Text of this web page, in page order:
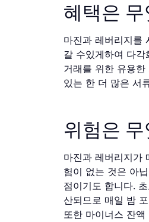
혜택은
마진과 레버리지를
갈 수있게하여 다
거래를 위한 유용
있는 한 더 많은 서
위험은
마진과 레버리지가
험이 없는 것은 아
점이기도 합니다.
산되므로 매일 밤
또한 마이너스 잔